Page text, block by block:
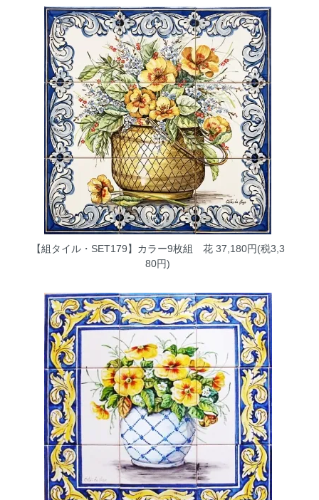
【組タイル・SET179】カラー9枚組 花37,180円(税3,3
80円)